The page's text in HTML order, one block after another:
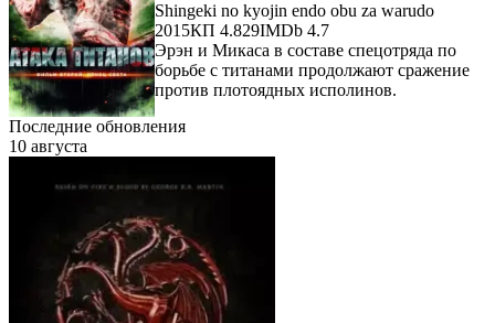
Shingeki no kyojin endo obu za warudo
2015КП 4.829IMDb 4.7
Эрэн и Микаса в составе спецотряда по
борьбе с титанами продолжают сражение
против плотоядных исполинов.
Последние обновления
10 августа